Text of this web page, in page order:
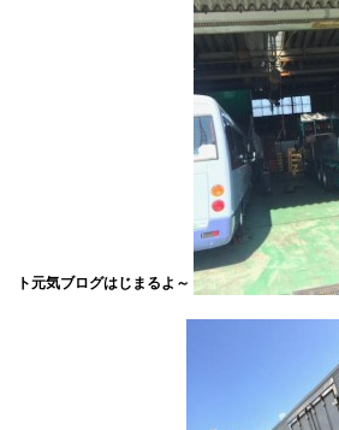
ト元気ブログはじまるよ～